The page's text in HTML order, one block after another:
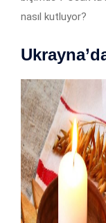
nasıl kutluyor?